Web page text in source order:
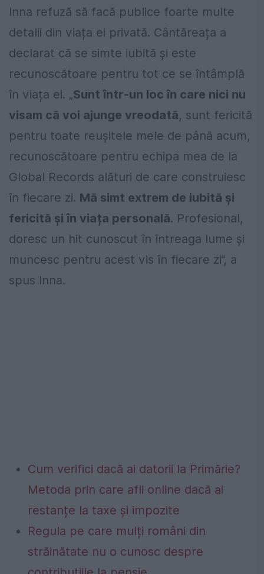
Inna refuză să facă publice foarte multe
detalii din viața ei privată. Cântăreața a
declarat că se simte iubită și este
recunoscătoare pentru tot ce se întâmplă
în viața ei. „Sunt într-un loc în care nici nu
visam că voi ajunge vreodată, sunt fericită
pentru toate reușitele mele de până acum,
recunoscătoare pentru echipa mea de la
Global Records alături de care construiesc
în fiecare zi. Mă simt extrem de iubită și
fericită și în viața personală. Profesional,
doresc un hit cunoscut în întreaga lume și
muncesc pentru acest vis în fiecare zi”, a
spus Inna.
Cum verifici dacă ai datorii la Primărie?
Metoda prin care afli online dacă ai
restanțe la taxe și impozite
Regula pe care mulți români din
străinătate nu o cunosc despre